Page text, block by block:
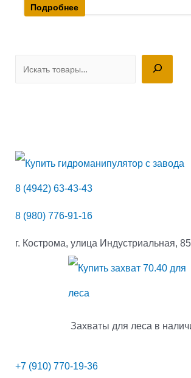
8 (4942) 63-43-43
8 (980) 776-91-16
г. Кострома, улица Индустриальная, 85
Захваты для леса в
+7 (910) 770-19-36
Подробнее